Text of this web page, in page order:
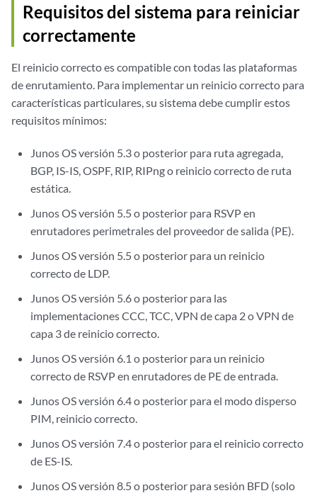
Requisitos del sistema para reiniciar
correctamente
El reinicio correcto es compatible con todas las plataformas
de enrutamiento. Para implementar un reinicio correcto para
características particulares, su sistema debe cumplir estos
requisitos mínimos:
Junos OS versión 5.3 o posterior para ruta agregada,
BGP, IS-IS, OSPF, RIP, RIPng o reinicio correcto de ruta
estática.
Junos OS versión 5.5 o posterior para RSVP en
enrutadores perimetrales del proveedor de salida (PE).
Junos OS versión 5.5 o posterior para un reinicio
correcto de LDP.
Junos OS versión 5.6 o posterior para las
implementaciones CCC, TCC, VPN de capa 2 o VPN de
capa 3 de reinicio correcto.
Junos OS versión 6.1 o posterior para un reinicio
correcto de RSVP en enrutadores de PE de entrada.
Junos OS versión 6.4 o posterior para el modo disperso
PIM, reinicio correcto.
Junos OS versión 7.4 o posterior para el reinicio correcto
de ES-IS.
Junos OS versión 8.5 o posterior para sesión BFD (solo